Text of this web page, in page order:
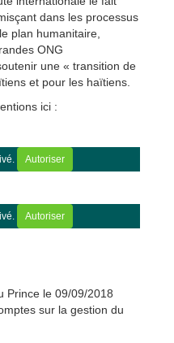
dans les processus
plan humanitaire,
ONG
une « transition de
et pour les haïtiens.
ici :
Autoriser
Autoriser
Prince le 09/09/2018
sur la gestion du